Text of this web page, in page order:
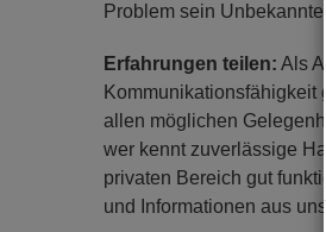
Problem sein
Erfahrungen teilen: Als
Kommunikationsfähigkeit
allen möglichen
wer kennt zuverlässige
privaten Bereich gut
und Informationen aus